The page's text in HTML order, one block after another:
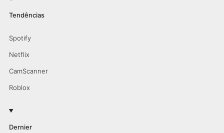
Tendências
Spotify
Netflix
CamScanner
Roblox
Dernier